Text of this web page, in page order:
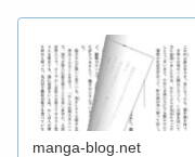
manga-blog.net